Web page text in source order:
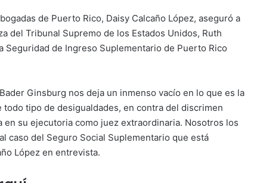
de Puerto Rico, Daisy Calcaño López, aseguró a
del Tribunal Supremo de los Estados Unidos, Ruth
Seguridad de Ingreso Suplementario de Puerto Rico
Ginsburg nos deja un inmenso vacío en lo que es la
tipo de desigualdades, en contra del discrimen
su ejecutoria como juez extraordinaria. Nosotros los
caso del Seguro Social Suplementario que está
López en entrevista.